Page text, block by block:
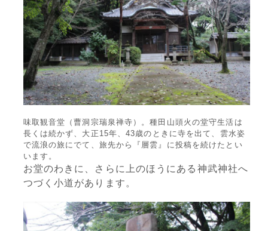
味取観音堂（曹洞宗瑞泉禅寺）。種田山頭火の堂守生活は
長くは続かず、大正15年、43歳のときに寺を出て、雲水姿
で流浪の旅にでて、旅先から『層雲』に投稿を続けたとい
います。
お堂のわきに、さらに上のほうにある神武神社へ
つづく小道があります。